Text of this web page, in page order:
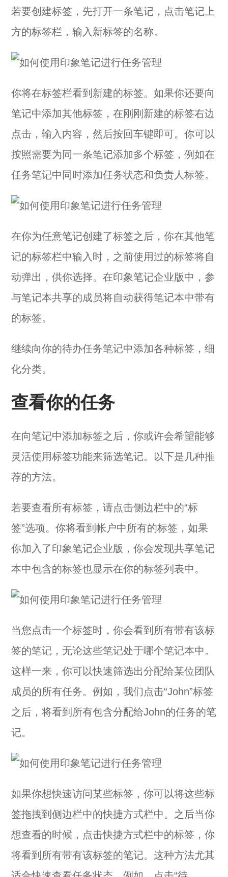
若要创建标签，先打开一条笔记，点击笔记上
方的标签栏，输入新标签的名称。
你将在标签栏看到新建的标签。如果你还要向
笔记中添加其他标签，在刚刚新建的标签右边
点击，输入内容，然后按回车键即可。你可以
按照需要为同一条笔记添加多个标签，例如在
任务笔记中同时添加任务状态和负责人标签。
在你为任意笔记创建了标签之后，你在其他笔
记的标签栏中输入时，之前使用过的标签将自
动弹出，供你选择。在印象笔记企业版中，参
与笔记本共享的成员将自动获得笔记本中带有
的标签。
继续向你的待办任务笔记中添加各种标签，细
化分类。
查看你的任务
在向笔记中添加标签之后，你或许会希望能够
灵活使用标签功能来筛选笔记。以下是几种推
荐的方法。
若要查看所有标签，请点击侧边栏中的“标
签”选项。你将看到帐户中所有的标签，如果
你加入了印象笔记企业版，你会发现共享笔记
本中包含的标签也显示在你的标签列表中。
当您点击一个标签时，你会看到所有带有该标
签的笔记，无论这些笔记处于哪个笔记本中。
这样一来，你可以快速筛选出分配给某位团队
成员的所有任务。例如，我们点击“John”标签
之后，将看到所有包含分配给John的任务的笔
记。
如果你想快速访问某些标签，你可以将这些标
签拖拽到侧边栏中的快捷方式栏中。之后当你
想查看的时候，点击快捷方式栏中的标签，你
将看到所有带有该标签的笔记。这种方法尤其